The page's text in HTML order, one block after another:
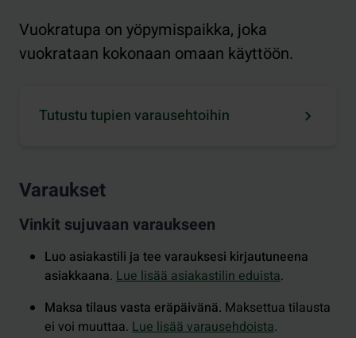
Vuokratupa on yöpymispaikka, joka
vuokrataan kokonaan omaan käyttöön.
Tutustu tupien varausehtoihin
Varaukset
Vinkit sujuvaan varaukseen
Luo asiakastili ja tee varauksesi kirjautuneena
asiakkaana. Lue lisää asiakastilin eduista.
Maksa tilaus vasta eräpäivänä. Maksettua tilausta
ei voi muuttaa. Lue lisää varausehdoista.